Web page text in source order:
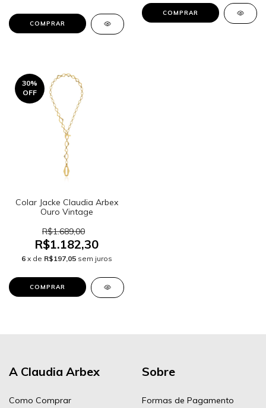
30%
OFF
Colar Jacke Claudia Arbex
Ouro Vintage
R$1.689,00
R$1.182,30
6 x de R$197,05 sem juros
A Claudia Arbex
Como Comprar
Sobre
Formas de Pagamento